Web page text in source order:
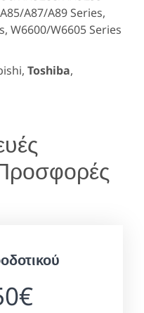
A87/A89 Series,
W6600/W6605 Series
Toshiba,